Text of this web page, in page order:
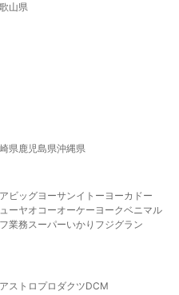
山県
県鹿児島県沖縄県
ビッグヨーサンイトーヨーカドー
ーヤオコーオーケー ヨークベニマル
業務スーパーいかり フジグラン
アストロプロダクツDCM